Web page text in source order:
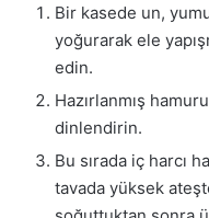
Bir kasede un,
yoğurarak ele
edin.
Hazırlanmış
dinlendirin.
Bu sırada iç harcı
tavada yüksek